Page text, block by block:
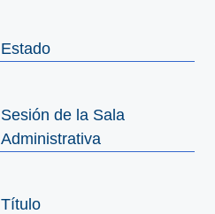
Estado
Sesión de la Sala
Administrativa
Título